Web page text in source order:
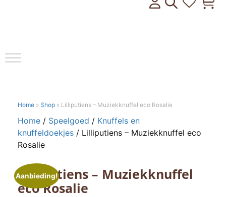
Toggle
Home » Shop » Lilliputiens – Muziekknuffel eco Rosalie
Home / Speelgoed / Knuffels en
knuffeldoekjes / Lilliputiens – Muziekknuffel eco
Rosalie
Aanbieding!
Lilliputiens – Muziekknuffel
eco Rosalie